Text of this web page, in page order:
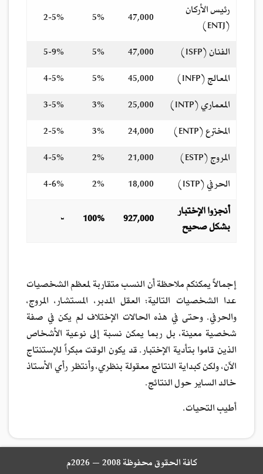
رئيس الأركان
(ENTJ)
47,000
5%
2-5%
الفنان (ISFP)
47,000
5%
5-9%
المعالج (INFP)
45,000
5%
4-5%
المعماري (INTP)
25,000
3%
3-5%
المخترع (ENTP)
24,000
3%
2-5%
المروج (ESTP)
21,000
2%
4-5%
الحرفي (ISTP)
18,000
2%
4-6%
أنجزوا الإختبار
بشكل صحيح 927,000
100%
-
إجمالاً يمكنكم ملاحظة أن النسب متقاربة لمعظم الشخصيات
عدا الشخصيات التالية: العقل المدبر، المستشار، المروج،
والحرفي. وحتى في هذه الحالات الإختلاف لم يكن في صفة
شخصية معينة، بل ربما يمكن نسبة إلى نوعية الأشخاص
الذين قاموا بتأدية الإختبار. قد يكون الوقت مبكراً للإستنتاج
الآن، ولكن كبداية النتائج معقولة بنظري، وأنتظر رأي الأستاذ
خالد الساير حول النتائج.
أطيب التحيات.
كافة الحقوق محفوظة 2008 — 2026م